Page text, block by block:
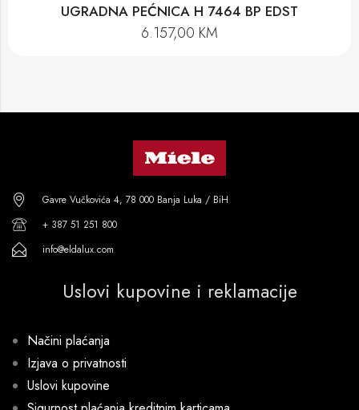
UGRADNA PEĆNICA H 7464 BP EDST
6.157,00 KM
Gavre Vučkovića 4, 78 000 Banja Luka / BiH
+ 387 51 251 800
info@eldalux.com
Uslovi kupovine i reklamacije
Načini plaćanja
Izjava o privatnosti
Uslovi kupovine